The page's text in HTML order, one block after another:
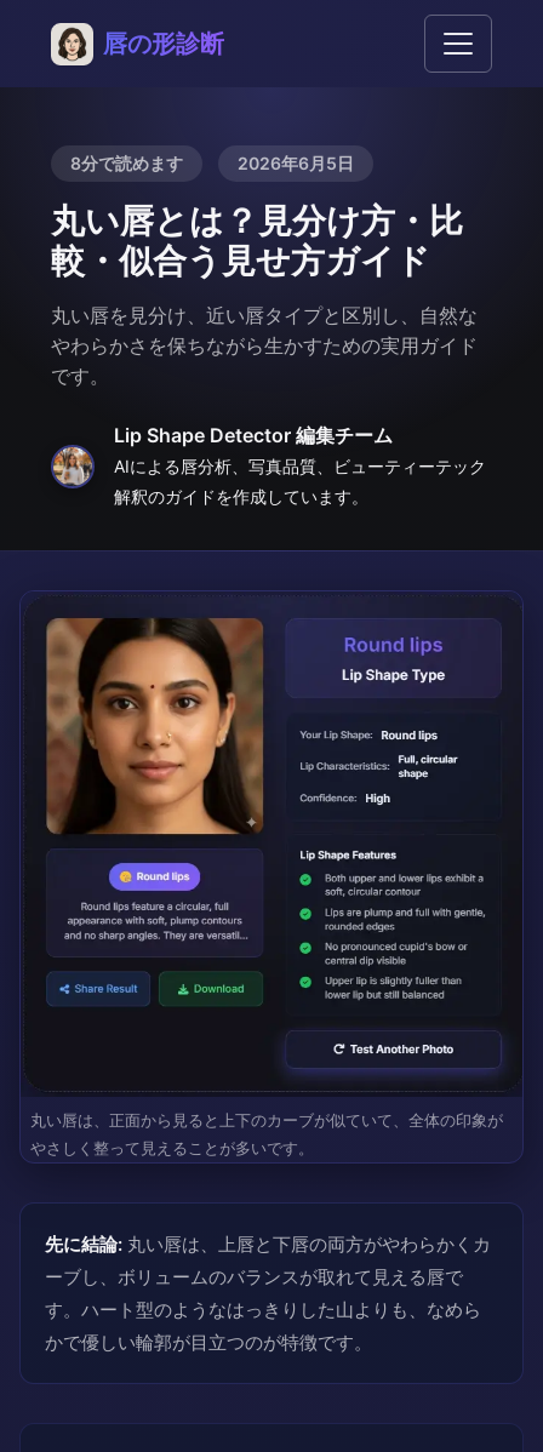
唇の形診断
8分で読めます 2026年6月5日
丸い唇とは？見分け方・比
較・似合う見せ方ガイド
丸い唇を見分け、近い唇タイプと区別し、自然な
やわらかさを保ちながら生かすための実用ガイド
です。
Lip Shape Detector 編集チーム
AIによる唇分析、写真品質、ビューティーテック
解釈のガイドを作成しています。
丸い唇は、正面から見ると上下のカーブが似ていて、全体の印象が
やさしく整って見えることが多いです。
先に結論: 丸い唇は、上唇と下唇の両方がやわらかくカ
ーブし、ボリュームのバランスが取れて見える唇で
す。ハート型のようなはっきりした山よりも、なめら
かで優しい輪郭が目立つのが特徴です。